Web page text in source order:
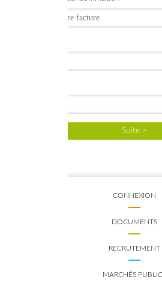
CONNEXION
DOCUMENTS
RECRUTEMENT
MARCHÉS